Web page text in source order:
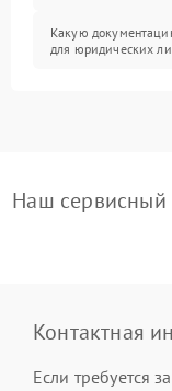
Какую
для юридических
Наш сервисный
Контактная
Если требуется